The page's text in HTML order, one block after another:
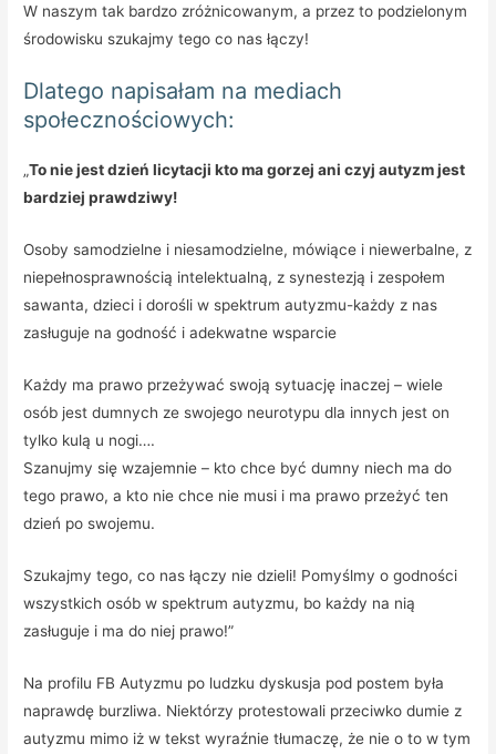
W naszym tak bardzo zróżnicowanym, a przez to podzielonym
środowisku szukajmy tego co nas łączy!
Dlatego napisałam na mediach
społecznościowych:
„To nie jest dzień licytacji kto ma gorzej ani czyj autyzm jest
bardziej prawdziwy!
Osoby samodzielne i niesamodzielne, mówiące i niewerbalne, z
niepełnosprawnością intelektualną, z synestezją i zespołem
sawanta, dzieci i dorośli w spektrum autyzmu-każdy z nas
zasługuje na godność i adekwatne wsparcie
Każdy ma prawo przeżywać swoją sytuację inaczej – wiele
osób jest dumnych ze swojego neurotypu dla innych jest on
tylko kulą u nogi….
Szanujmy się wzajemnie – kto chce być dumny niech ma do
tego prawo, a kto nie chce nie musi i ma prawo przeżyć ten
dzień po swojemu.
Szukajmy tego, co nas łączy nie dzieli! Pomyślmy o godności
wszystkich osób w spektrum autyzmu, bo każdy na nią
zasługuje i ma do niej prawo!”
Na profilu FB Autyzmu po ludzku dyskusja pod postem była
naprawdę burzliwa. Niektórzy protestowali przeciwko dumie z
autyzmu mimo iż w tekst wyraźnie tłumaczę, że nie o to w tym